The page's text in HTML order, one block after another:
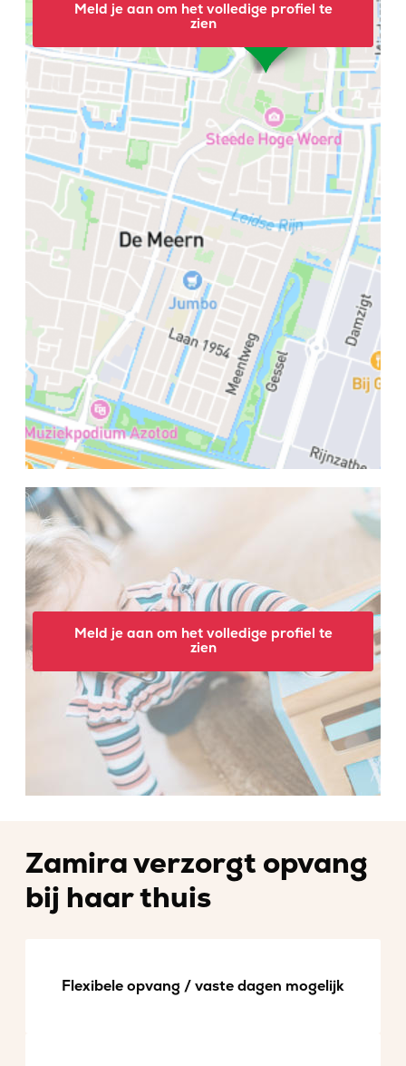
Meld je aan om het volledige profiel te
zien
Meld je aan om het volledige profiel te
zien
Zamira verzorgt opvang
bij haar thuis
Flexibele opvang / vaste dagen mogelijk